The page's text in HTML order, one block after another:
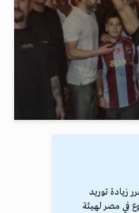
زيادة توريد
في مصر لهيئة